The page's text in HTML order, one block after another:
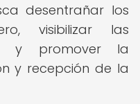
desentrañar los
visibilizar las
y promover la
y recepción de la